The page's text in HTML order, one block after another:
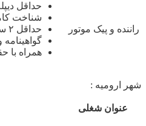
راننده و پیک موتور
حداقل
شناخت
حداقل ۲ سال تجربه مرتبط
همراه با
شهر ارومیه :
عنوان شغلی